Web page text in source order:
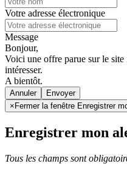
Votre adresse électronique
Message
Bonjour,
Voici une offre parue sur le
intéresser.
A bientôt.
Annuler
× Fermer la fenêtre Enregistrer
Enregistrer mon
Tous les champs sont